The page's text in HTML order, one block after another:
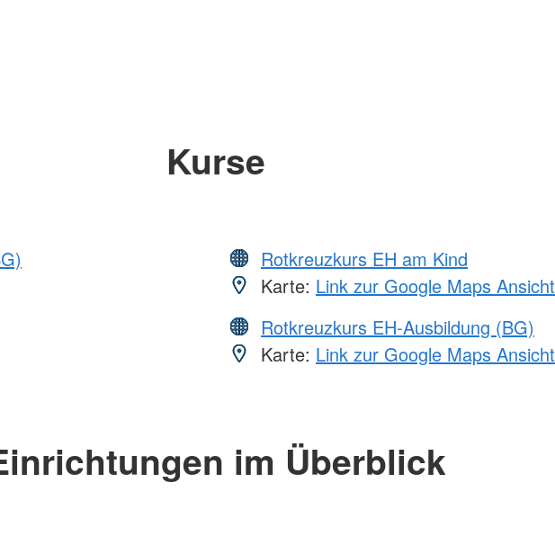
Kurse
Rotkreuzkurs EH am Kind
Karte: Link zur Google Maps Ansicht
Rotkreuzkurs EH-Ausbildung (BG)
Karte: Link zur Google Maps Ansicht
im Überblick